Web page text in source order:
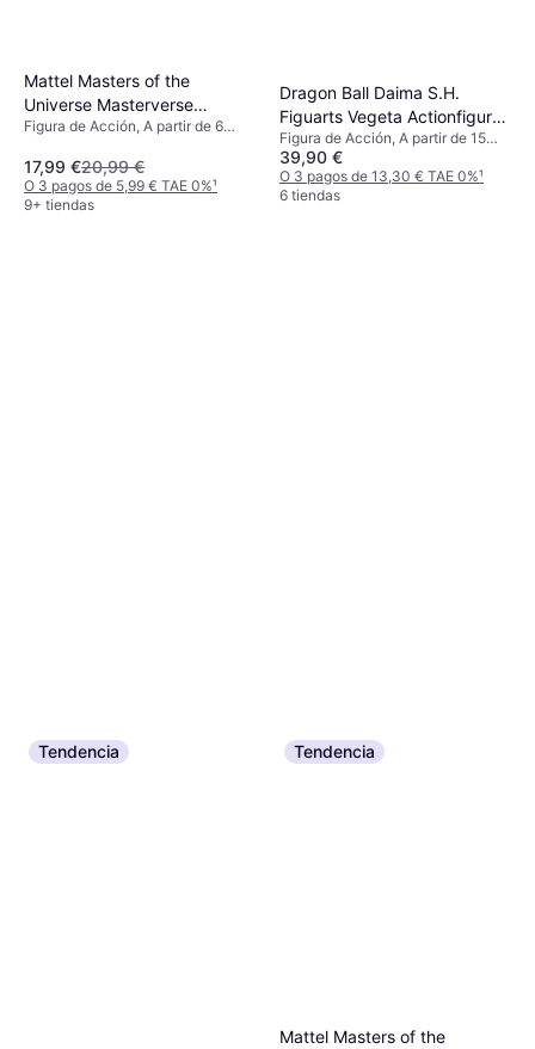
Mattel Masters of the
Universe Masterverse
Revelation Skelegod
Figura de Acción, A partir de 6
17,99 €20,99 €
O 3 pagos de 5,99 € TAE 0%¹
9+ tiendas
Dragon Ball Daima S.H.
Figuarts Vegeta Actionfigur
14 cm
Figura de Acción, A partir de 15
años, 1 pcs
39,90 €
O 3 pagos de 13,30 € TAE 0%¹
6 tiendas
Tendencia Tendencia
Mattel Masters of the